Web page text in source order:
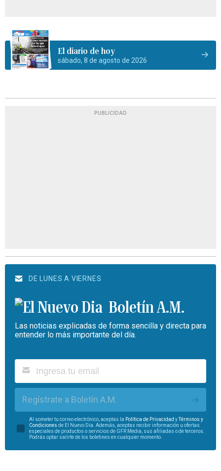
El diario de hoy
sábado, 8 de agosto de 2026
PUBLICIDAD
DE LUNES A VIERNES
Boletín A.M.
Las noticias explicadas de forma sencilla y directa para
entender lo más importante del día.
Regístrate a Boletín A.M.
Al someter tu correo electrónico, aceptas la Política de Privacidad y
Términos y
Condiciones de El Nuevo Día. Además, aceptas recibir información u ofertas
especiales de productos o servicios de GFR Media, sus afiliadas o de terceros.
Podrás optar salirte de los boletines en cualquier momento.